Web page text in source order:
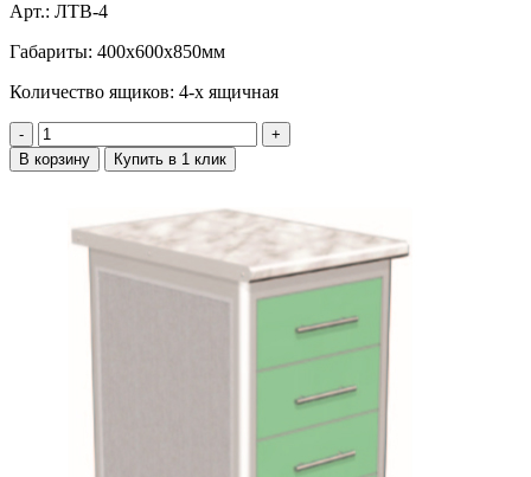
Арт.: ЛТВ-4
Габариты: 400х600х850мм
Количество ящиков: 4-х ящичная
‐
+
В корзину
Купить в 1 клик